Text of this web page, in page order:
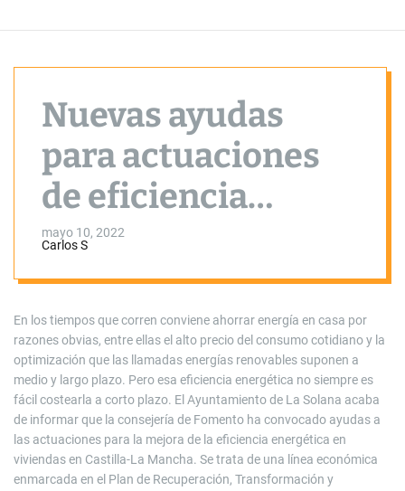
Nuevas ayudas
para actuaciones
de eficiencia
energética en casa
mayo 10, 2022
Carlos S
En los tiempos que corren conviene ahorrar energía en casa por
razones obvias, entre ellas el alto precio del consumo cotidiano y la
optimización que las llamadas energías renovables suponen a
medio y largo plazo. Pero esa eficiencia energética no siempre es
fácil costearla a corto plazo. El Ayuntamiento de La Solana acaba
de informar que la consejería de Fomento ha convocado ayudas a
las actuaciones para la mejora de la eficiencia energética en
viviendas en Castilla-La Mancha. Se trata de una línea económica
enmarcada en el Plan de Recuperación, Transformación y